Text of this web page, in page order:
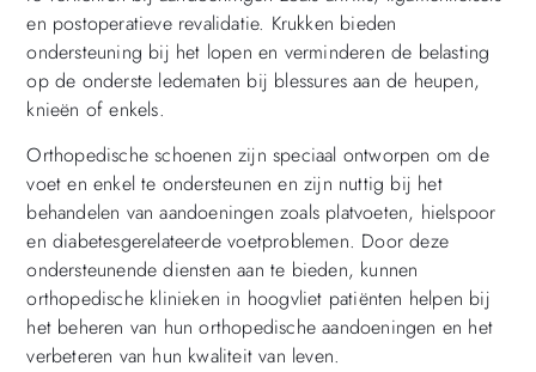
en postoperatieve revalidatie. Krukken bieden
ondersteuning bij het lopen en verminderen de belasting
op de onderste ledematen bij blessures aan de heupen,
knieën of enkels.
Orthopedische schoenen zijn speciaal ontworpen om de
voet en enkel te ondersteunen en zijn nuttig bij het
behandelen van aandoeningen zoals platvoeten, hielspoor
en diabetesgerelateerde voetproblemen. Door deze
ondersteunende diensten aan te bieden, kunnen
orthopedische klinieken in hoogvliet patiënten helpen bij
het beheren van hun orthopedische aandoeningen en het
verbeteren van hun kwaliteit van leven.